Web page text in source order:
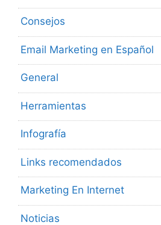
Consejos
Email Marketing en Español
General
Herramientas
Infografía
Links recomendados
Marketing En Internet
Noticias